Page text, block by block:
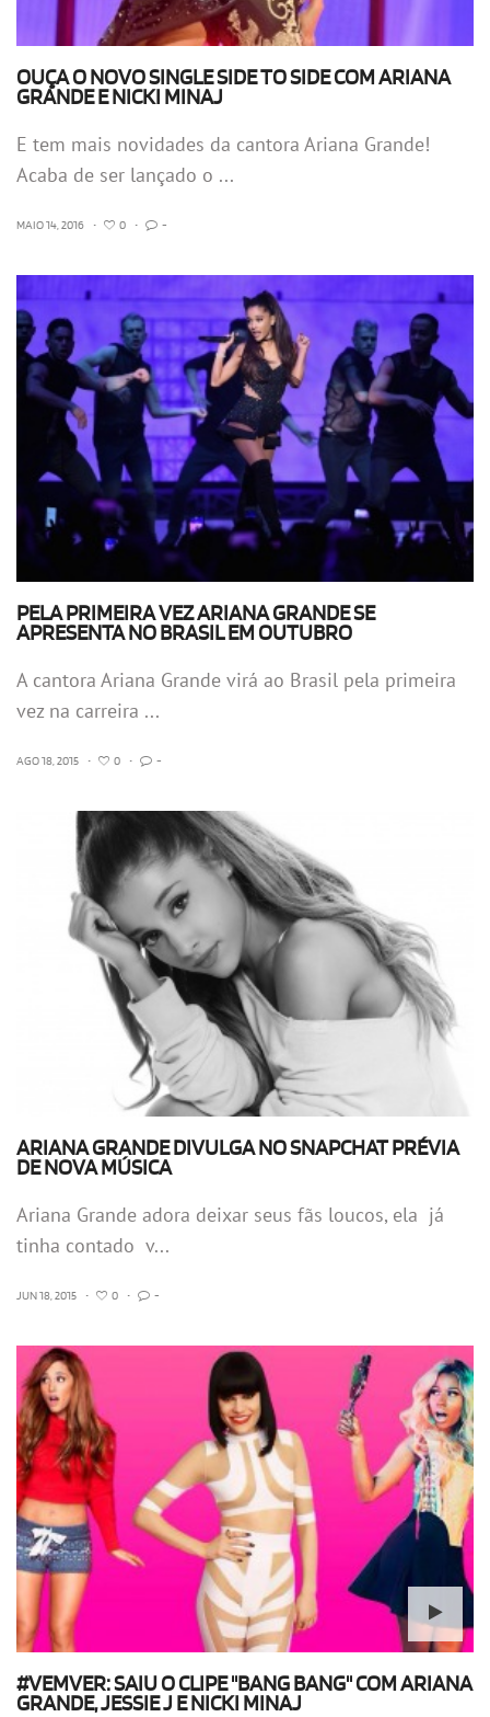
OUÇA O NOVO SINGLE SIDE TO SIDE COM ARIANA
GRANDE E NICKI MINAJ
E tem mais novidades da cantora Ariana Grande!
Acaba de ser lançado o ...
MAIO 14, 2016 • 0 • -
PELA PRIMEIRA VEZ ARIANA GRANDE SE
APRESENTA NO BRASIL EM OUTUBRO
A cantora Ariana Grande virá ao Brasil pela primeira
vez na carreira ...
AGO 18, 2015 • 0 • -
ARIANA GRANDE DIVULGA NO SNAPCHAT PRÉVIA
DE NOVA MÚSICA
Ariana Grande adora deixar seus fãs loucos, ela já
tinha contado v...
JUN 18, 2015 • 0 • -
#VEMVER: SAIU O CLIPE "BANG BANG" COM ARIANA
GRANDE, JESSIE J E NICKI MINAJ